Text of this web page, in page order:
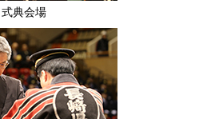
式典会場